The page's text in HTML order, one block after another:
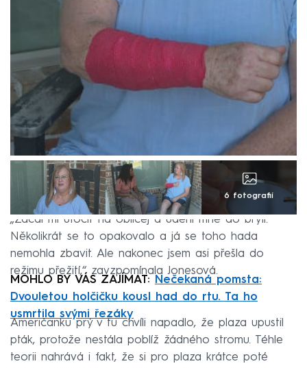
6 fotografií
„Začal mi útočit na obličej a udeřil mne do brýlí.
Několikrát se to opakovalo a já se toho hada
nemohla zbavit. Ale nakonec jsem asi přešla do
režimu přežití,“ zavzpomínala Jonesová.
MOHLO BY VÁS ZAJÍMAT:
Nečekaná pomsta:
Dvouletou holčičku kousl had do rtu. Ta ho
usmrtila svými řezáky
Američanku prý v tu chvíli napadlo, že plaza upustil
pták, protože nestála poblíž žádného stromu. Téhle
teorii nahrává i fakt, že si pro plaza krátce poté